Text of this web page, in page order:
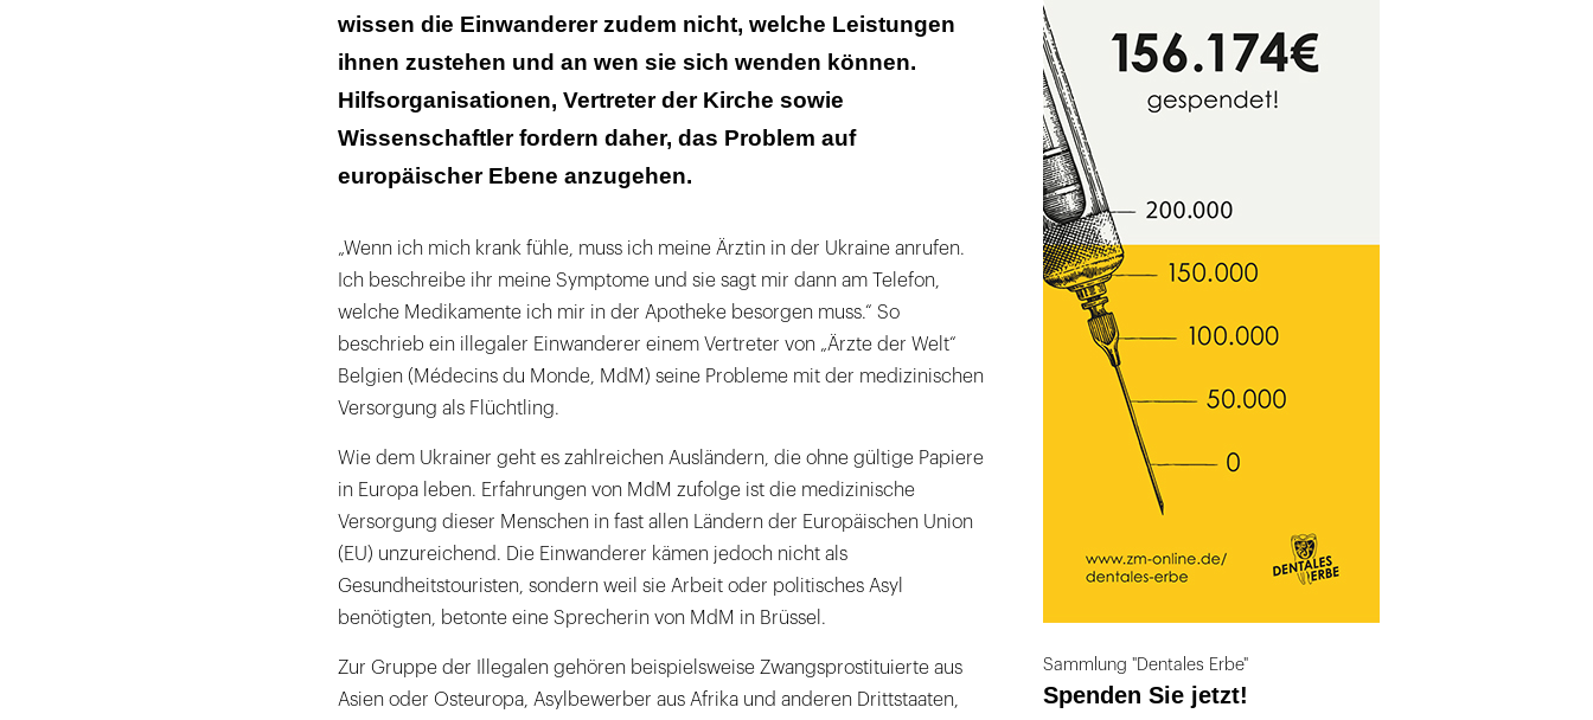
wissen die Einwanderer zudem nicht, welche Leistungen
ihnen zustehen und an wen sie sich wenden können.
Hilfsorganisationen, Vertreter der Kirche sowie
Wissenschaftler fordern daher, das Problem auf
europäischer Ebene anzugehen.
„Wenn ich mich krank fühle, muss ich meine Ärztin in der Ukraine anrufen.
Ich beschreibe ihr meine Symptome und sie sagt mir dann am Telefon,
welche Medikamente ich mir in der Apotheke besorgen muss.“ So
beschrieb ein illegaler Einwanderer einem Vertreter von „Ärzte der Welt“
Belgien (Médecins du Monde, MdM) seine Probleme mit der medizinischen
Versorgung als Flüchtling.
Wie dem Ukrainer geht es zahlreichen Ausländern, die ohne gültige Papiere
in Europa leben. Erfahrungen von MdM zufolge ist die medizinische
Versorgung dieser Menschen in fast allen Ländern der Europäischen Union
(EU) unzureichend. Die Einwanderer kämen jedoch nicht als
Gesundheitstouristen, sondern weil sie Arbeit oder politisches Asyl
benötigten, betonte eine Sprecherin von MdM in Brüssel.
Zur Gruppe der Illegalen gehören beispielsweise Zwangsprostituierte aus
Asien oder Osteuropa, Asylbewerber aus Afrika und anderen Drittstaaten,
Sammlung "Dentales Erbe"
Spenden Sie jetzt!